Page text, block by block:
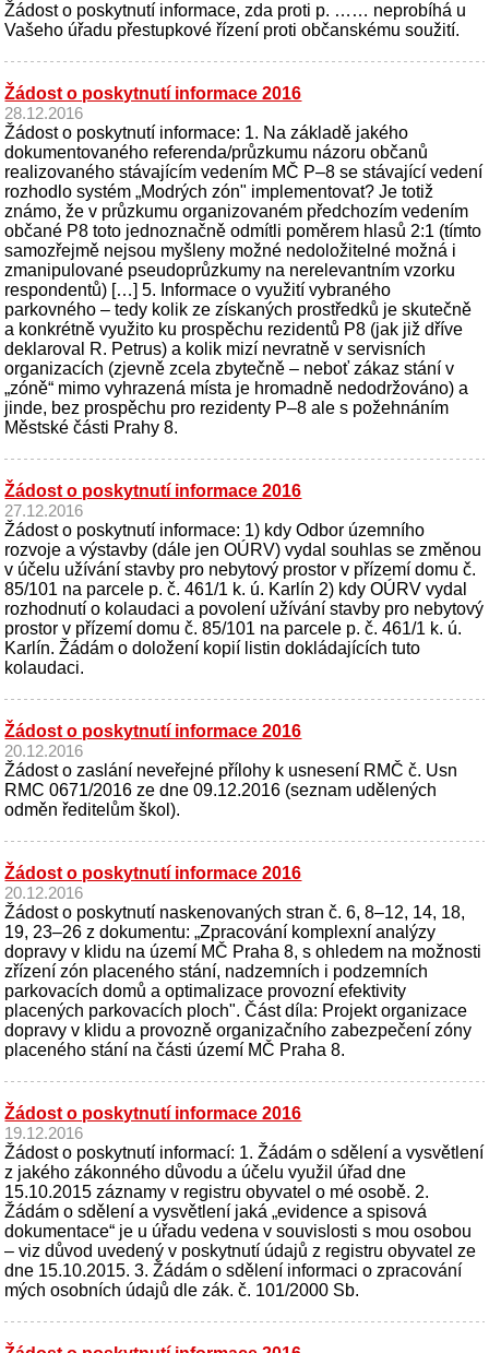
Žádost o poskytnutí informace, zda proti p. …… neprobíhá u
Vašeho úřadu přestupkové řízení proti občanskému soužití.
Žádost o poskytnutí informace 2016
28.12.2016
Žádost o poskytnutí informace: 1. Na základě jakého
dokumentovaného referenda/průzkumu názoru občanů
realizovaného stávajícím vedením MČ P–8 se stávající vedení
rozhodlo systém „Modrých zón" implementovat? Je totiž
známo, že v průzkumu organizovaném předchozím vedením
občané P8 toto jednoznačně odmítli poměrem hlasů 2:1 (tímto
samozřejmě nejsou myšleny možné nedoložitelné možná i
zmanipulované pseudoprůzkumy na nerelevantním vzorku
respondentů) […] 5. Informace o využití vybraného
parkovného – tedy kolik ze získaných prostředků je skutečně
a konkrétně využito ku prospěchu rezidentů P8 (jak již dříve
deklaroval R. Petrus) a kolik mizí nevratně v servisních
organizacích (zjevně zcela zbytečně – neboť zákaz stání v
„zóně“ mimo vyhrazená místa je hromadně nedodržováno) a
jinde, bez prospěchu pro rezidenty P–8 ale s požehnáním
Městské části Prahy 8.
Žádost o poskytnutí informace 2016
27.12.2016
Žádost o poskytnutí informace: 1) kdy Odbor územního
rozvoje a výstavby (dále jen OÚRV) vydal souhlas se změnou
v účelu užívání stavby pro nebytový prostor v přízemí domu č.
85/101 na parcele p. č. 461/1 k. ú. Karlín 2) kdy OÚRV vydal
rozhodnutí o kolaudaci a povolení užívání stavby pro nebytový
prostor v přízemí domu č. 85/101 na parcele p. č. 461/1 k. ú.
Karlín. Žádám o doložení kopií listin dokládajících tuto
kolaudaci.
Žádost o poskytnutí informace 2016
20.12.2016
Žádost o zaslání neveřejné přílohy k usnesení RMČ č. Usn
RMC 0671/2016 ze dne 09.12.2016 (seznam udělených
odměn ředitelům škol).
Žádost o poskytnutí informace 2016
20.12.2016
Žádost o poskytnutí naskenovaných stran č. 6, 8–12, 14, 18,
19, 23–26 z dokumentu: „Zpracování komplexní analýzy
dopravy v klidu na území MČ Praha 8, s ohledem na možnosti
zřízení zón placeného stání, nadzemních i podzemních
parkovacích domů a optimalizace provozní efektivity
placených parkovacích ploch". Část díla: Projekt organizace
dopravy v klidu a provozně organizačního zabezpečení zóny
placeného stání na části území MČ Praha 8.
Žádost o poskytnutí informace 2016
19.12.2016
Žádost o poskytnutí informací: 1. Žádám o sdělení a vysvětlení
z jakého zákonného důvodu a účelu využil úřad dne
15.10.2015 záznamy v registru obyvatel o mé osobě. 2.
Žádám o sdělení a vysvětlení jaká „evidence a spisová
dokumentace“ je u úřadu vedena v souvislosti s mou osobou
– viz důvod uvedený v poskytnutí údajů z registru obyvatel ze
dne 15.10.2015. 3. Žádám o sdělení informaci o zpracování
mých osobních údajů dle zák. č. 101/2000 Sb.